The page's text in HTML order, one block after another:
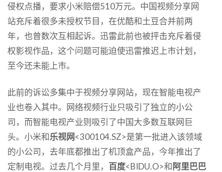
侵权点播，要求小米赔偿510万元。中国视频分享网
站充斥着很多未授权节目，在优酷和土豆合并前两
年，也曾数次互相起诉。迅雷此前也被抨击充斥着侵
权影视作品，这个问题可能迫使迅雷推迟上市计划，
至今还未能上市。
此前的诉讼多集中于视频分享网站，现在智能电视产
业也卷入其中。网络视频行业只吸引了独立的小公
司，而智能电视产业则吸引了中国大多数互联网巨
头。小米和乐视网<300104.SZ>是第一批进入该领域
的小公司，去年底都推出了机顶盒产品，今年推出了
定制电视。过去几个月里， 百度<BIDU.O>和阿里巴巴